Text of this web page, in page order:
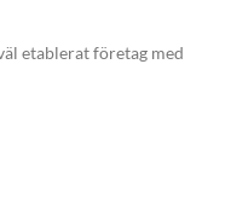
etablerat företag med